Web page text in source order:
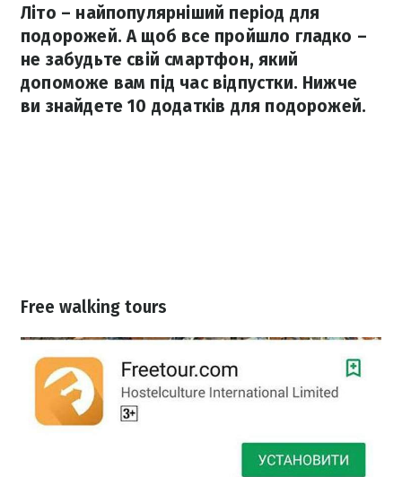
Літо – найпопулярніший період для
подорожей. А щоб все пройшло гладко –
не забудьте свій смартфон, який
допоможе вам під час відпустки. Нижче
ви знайдете 10 додатків для подорожей.
Free walking tours